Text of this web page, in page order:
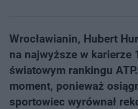
Wrocławianin, Hubert
na najwyższe w karierze
światowym rankingu
moment, ponieważ
sportowiec wyrównał